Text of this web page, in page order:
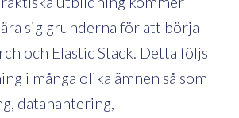
sig grunderna för att börja
och Elastic Stack. Detta följs
i många olika ämnen så som
datahantering,